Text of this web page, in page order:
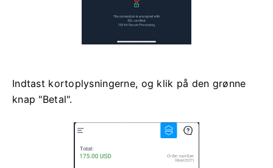
Indtast kortoplysningerne, og klik på den grønne
knap "Betal".